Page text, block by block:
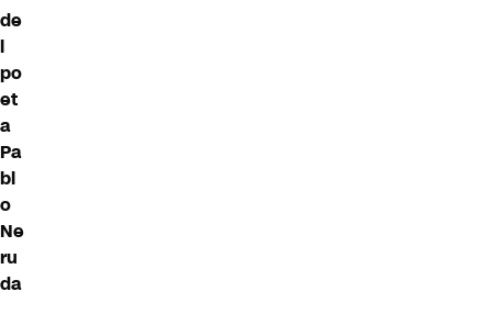
de
l
po
et
a
Pa
bl
o
Ne
ru
da